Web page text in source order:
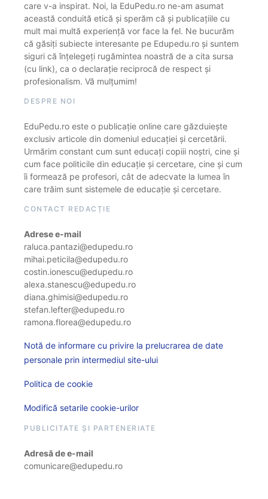
care v-a inspirat. Noi, la EduPedu.ro ne-am asumat
această conduită etică și sperăm că și publicațiile cu
mult mai multă experiență vor face la fel. Ne bucurăm
că găsiți subiecte interesante pe Edupedu.ro și suntem
siguri că înțelegeți rugămintea noastră de a cita sursa
(cu link), ca o declarație reciprocă de respect și
profesionalism. Vă mulțumim!
DESPRE NOI
EduPedu.ro este o publicație online care găzduiește
exclusiv articole din domeniul educației și cercetării.
Urmărim constant cum sunt educați copiii noștri, cine și
cum face politicile din educație și cercetare, cine și cum
îi formează pe profesori, cât de adecvate la lumea în
care trăim sunt sistemele de educație și cercetare.
CONTACT REDACȚIE
Adrese e-mail
raluca.pantazi@edupedu.ro
mihai.peticila@edupedu.ro
costin.ionescu@edupedu.ro
alexa.stanescu@edupedu.ro
diana.ghimisi@edupedu.ro
stefan.lefter@edupedu.ro
ramona.florea@edupedu.ro
Notă de informare cu privire la prelucrarea de date
personale prin intermediul site-ului
Politica de cookie
Modifică setarile cookie-urilor
PUBLICITATE ȘI PARTENERIATE
Adresă de e-mail
comunicare@edupedu.ro